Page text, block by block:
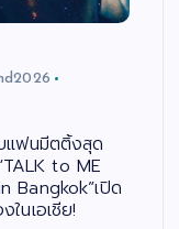
แฟนมีตติ้งสุด
to ME
Bangkok”เปิด
ในเอเชีย!